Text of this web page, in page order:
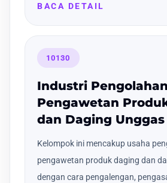
BACA DETAIL
10130
Industri
Pengawetan
dan Daging Unggas
Kelompok ini mencakup usaha
pengawetan produk daging dan
dengan cara pengalengan,